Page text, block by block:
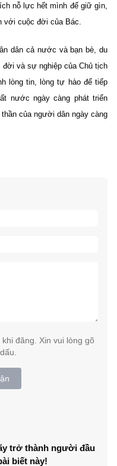
nỗ lực hết mình để giữ gìn,
với cuộc đời của Bác.
dân cả nước và bạn bè, du
và sự nghiệp của Chủ tịch
lòng tin, lòng tự hào để tiếp
nước ngày càng phát triển
của người dân ngày càng
đăng. Xin vui lòng gõ
trở thành người đầu
biết này!